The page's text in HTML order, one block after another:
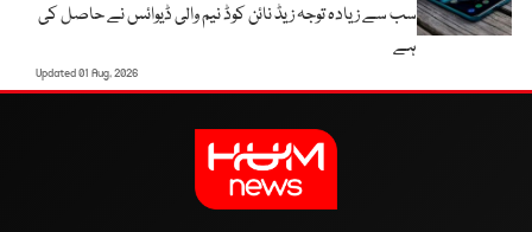
سب سے زیادہ توجہ زیڈ نائن کوڈ نیم والی ڈیوائس نے حاصل کی
ہے
Updated 01 Aug, 2026